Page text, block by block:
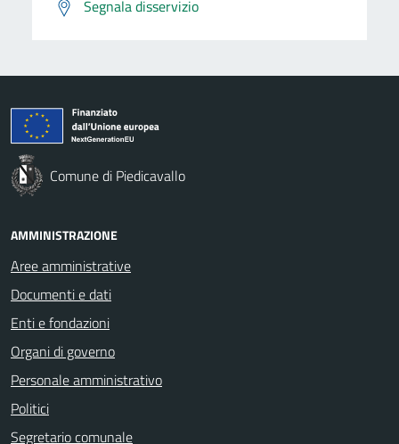
Segnala disservizio
Comune di Piedicavallo
AMMINISTRAZIONE
Aree amministrative
Documenti e dati
Enti e fondazioni
Organi di governo
Personale amministrativo
Politici
Segretario comunale